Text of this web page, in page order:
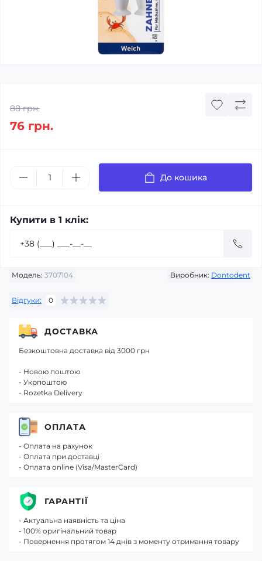
Модель: 3707104 Виробник: Dontodent
Відгуки: 0
88 грн.
76 грн.
До кошика
Купити в 1 клік:
ДОСТАВКА
Безкоштовна доставка від 3000 грн
- Новою поштою
- Укрпоштою
- Rozetka Delivery
ОПЛАТА
- Оплата на рахунок
- Оплата при доставці
- Оплата online (Visa/MasterCard)
ГАРАНТІЇ
- Актуальна наявність та ціна
- 100% оригінальний товар
- Повернення протягом 14 днів з моменту отримання товару